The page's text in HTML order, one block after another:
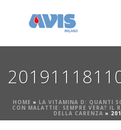
HOME » LA VITAMINA D: QUANTI
CON MALATTIE: SEMPRE VERA? IL
DELLA CARENZA »